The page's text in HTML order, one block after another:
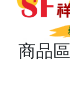
商品區